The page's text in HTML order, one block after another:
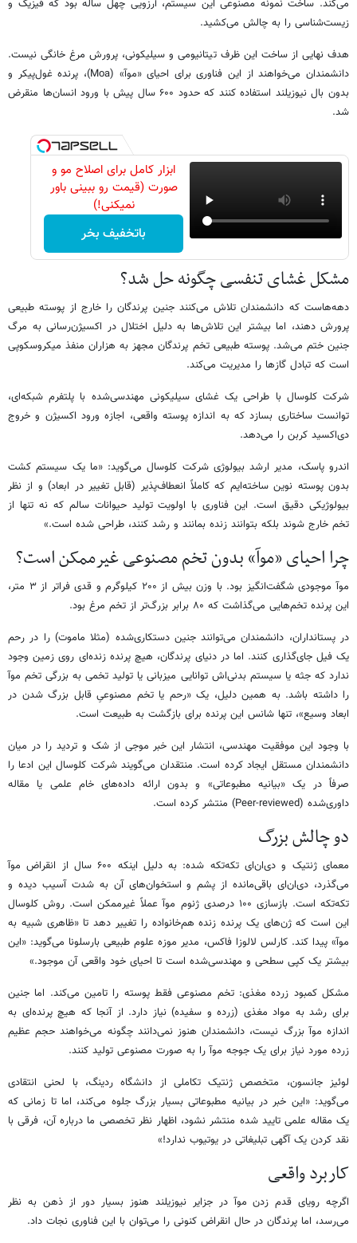
می‌کند. ساخت نمونه مصنوعی این سیستم، آرزویی چهل ساله بود که فیزیک و
زیست‌شناسی را به چالش می‌کشید.
هدف نهایی از ساخت این ظرف تیتانیومی و سیلیکونی، پرورش مرغ خانگی نیست.
دانشمندان می‌خواهند از این فناوری برای احیای «موآ» (Moa)، پرنده غول‌پیکر و
بدون بال نیوزیلند استفاده کنند که حدود ۶۰۰ سال پیش با ورود انسان‌ها منقرض
شد.
ابزار کامل برای اصلاح مو و
صورت (قیمت رو ببینی باور
نمیکنی!)
باتخفیف بخر
مشکل غشای تنفسی چگونه حل شد؟
دهه‌هاست که دانشمندان تلاش می‌کنند جنین پرندگان را خارج از پوسته طبیعی
پرورش دهند، اما بیشتر این تلاش‌ها به دلیل اختلال در اکسیژن‌رسانی به مرگ
جنین ختم می‌شد. پوسته طبیعی تخم پرندگان مجهز به هزاران منفذ میکروسکوپی
است که تبادل گازها را مدیریت می‌کند.
شرکت کلوسال با طراحی یک غشای سیلیکونی مهندسی‌شده با پلتفرم شبکه‌ای،
توانست ساختاری بسازد که به اندازه پوسته واقعی، اجازه ورود اکسیژن و خروج
دی‌اکسید کربن را می‌دهد.
اندرو پاسک، مدیر ارشد بیولوژی شرکت کلوسال می‌گوید: «ما یک سیستم کشت
بدون پوسته نوین ساخته‌ایم که کاملاً انعطاف‌پذیر (قابل تغییر در ابعاد) و از نظر
بیولوژیکی دقیق است. این فناوری با اولویت تولید حیوانات سالم که نه تنها از
تخم خارج شوند بلکه بتوانند زنده بمانند و رشد کنند، طراحی شده است.»
چرا احیای «موآ» بدون تخم مصنوعی غیرممکن است؟
موآ موجودی شگفت‌انگیز بود. با وزن بیش از ۲۰۰ کیلوگرم و قدی فراتر از ۳ متر،
این پرنده تخم‌هایی می‌گذاشت که ۸۰ برابر بزرگ‌تر از تخم مرغ بود.
در پستانداران، دانشمندان می‌توانند جنین دستکاری‌شده (مثلا ماموت) را در رحم
یک فیل جای‌گذاری کنند. اما در دنیای پرندگان، هیچ پرنده زنده‌ای روی زمین وجود
ندارد که جثه یا سیستم بدنی‌اش توانایی میزبانی یا تولید تخمی به بزرگی تخم موآ
را داشته باشد. به همین دلیل، یک «رحم یا تخم مصنوعیِ قابل بزرگ شدن در
ابعاد وسیع»، تنها شانس این پرنده برای بازگشت به طبیعت است.
با وجود این موفقیت مهندسی، انتشار این خبر موجی از شک و تردید را در میان
دانشمندان مستقل ایجاد کرده است. منتقدان می‌گویند شرکت کلوسال این ادعا را
صرفاً در یک «بیانیه مطبوعاتی» و بدون ارائه داده‌های خام علمی یا مقاله
داوری‌شده (Peer-reviewed) منتشر کرده است.
دو چالش بزرگ
معمای ژنتیک و دی‌ان‌ای تکه‌تکه شده: به دلیل اینکه ۶۰۰ سال از انقراض موآ
می‌گذرد، دی‌ان‌ای باقی‌مانده از پشم و استخوان‌های آن به شدت آسیب دیده و
تکه‌تکه است. بازسازی ۱۰۰ درصدی ژنوم موآ عملاً غیرممکن است. روش کلوسال
این است که ژن‌های یک پرنده زنده هم‌خانواده را تغییر دهد تا «ظاهری شبیه به
موآ» پیدا کند. کارلس لالوزا فاکس، مدیر موزه علوم طبیعی بارسلونا می‌گوید: «این
بیشتر یک کپی سطحی و مهندسی‌شده است تا احیای خود واقعی آن موجود.»
مشکل کمبود زرده مغذی: تخم مصنوعی فقط پوسته را تامین می‌کند. اما جنین
برای رشد به مواد مغذی (زرده و سفیده) نیاز دارد. از آنجا که هیچ پرنده‌ای به
اندازه موآ بزرگ نیست، دانشمندان هنوز نمی‌دانند چگونه می‌خواهند حجم عظیم
زرده مورد نیاز برای یک جوجه موآ را به صورت مصنوعی تولید کنند.
لوئیز جانسون، متخصص ژنتیک تکاملی از دانشگاه ردینگ، با لحنی انتقادی
می‌گوید: «این خبر در بیانیه مطبوعاتی بسیار بزرگ جلوه می‌کند، اما تا زمانی که
یک مقاله علمی تایید شده منتشر نشود، اظهار نظر تخصصی ما درباره آن، فرقی با
نقد کردن یک آگهی تبلیغاتی در یوتیوب ندارد!»
کاربرد واقعی
اگرچه رویای قدم زدن موآ در جزایر نیوزیلند هنوز بسیار دور از ذهن به نظر
می‌رسد، اما پرندگان در حال انقراض کنونی را می‌توان با این فناوری نجات داد.